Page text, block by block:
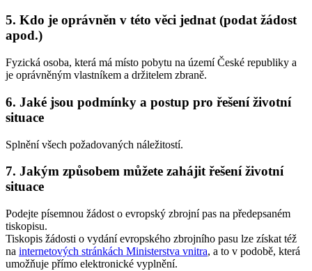
5. Kdo je oprávněn v této věci jednat (podat žádost
apod.)
Fyzická osoba, která má místo pobytu na území České republiky a
je oprávněným vlastníkem a držitelem zbraně.
6. Jaké jsou podmínky a postup pro řešení životní
situace
Splnění všech požadovaných náležitostí.
7. Jakým způsobem můžete zahájit řešení životní
situace
Podejte písemnou žádost o evropský zbrojní pas na předepsaném
tiskopisu.
Tiskopis žádosti o vydání evropského zbrojního pasu lze získat též
na internetových stránkách Ministerstva vnitra, a to v podobě, která
umožňuje přímo elektronické vyplnění.